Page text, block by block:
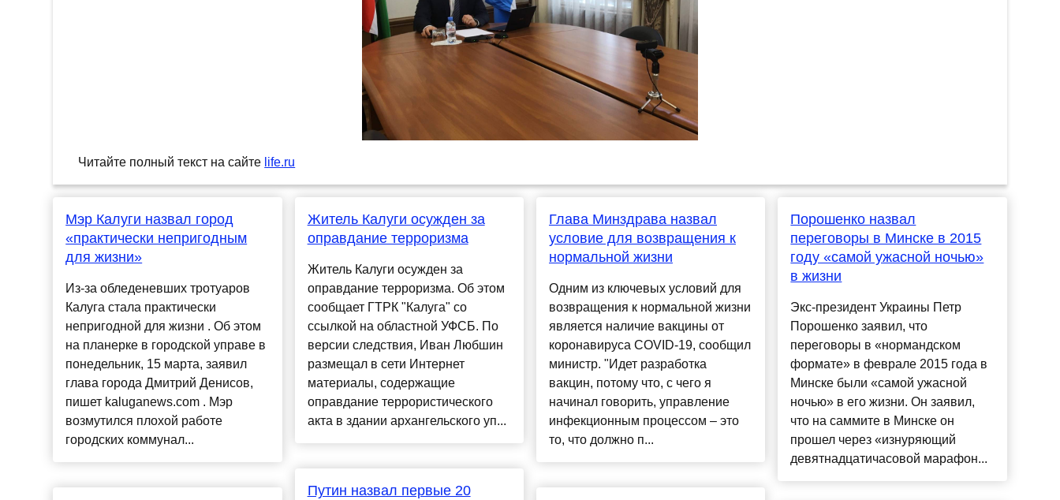
Читайте полный текст на сайте life.ru
Мэр Калуги назвал город
«практически непригодным
для жизни»
Из-за обледеневших тротуаров
Калуга стала практически
непригодной для жизни . Об этом
на планерке в городской управе в
понедельник, 15 марта, заявил
глава города Дмитрий Денисов,
пишет kaluganews.com . Мэр
возмутился плохой работе
городских коммунал...
Житель Калуги осужден за
оправдание терроризма
Житель Калуги осужден за
оправдание терроризма. Об этом
сообщает ГТРК "Калуга" со
ссылкой на областной УФСБ. По
версии следствия, Иван Любшин
размещал в сети Интернет
материалы, содержащие
оправдание террористического
акта в здании архангельского уп...
Путин назвал первые 20
Глава Минздрава назвал
условие для возвращения к
нормальной жизни
Одним из ключевых условий для
возвращения к нормальной жизни
является наличие вакцины от
коронавируса COVID-19, сообщил
министр. "Идет разработка
вакцин, потому что, с чего я
начинал говорить, управление
инфекционным процессом – это
то, что должно п...
Порошенко назвал
переговоры в Минске в 2015
году «самой ужасной ночью»
в жизни
Экс-президент Украины Петр
Порошенко заявил, что
переговоры в «нормандском
формате» в феврале 2015 года в
Минске были «самой ужасной
ночью» в его жизни. Он заявил,
что на саммите в Минске он
прошел через «изнуряющий
девятнадцатичасовой марафон...